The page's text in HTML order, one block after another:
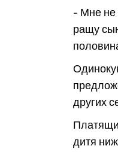
- Мне не
ращу
других
дитя